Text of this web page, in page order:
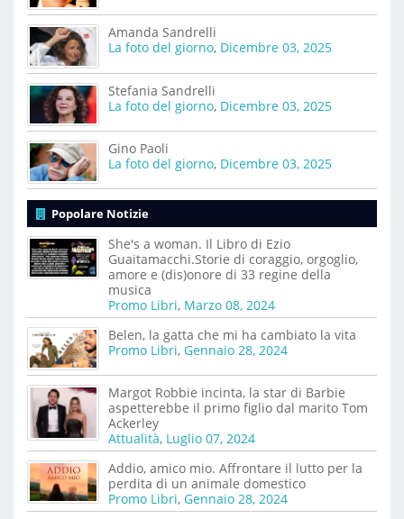
Amanda Sandrelli
La foto del giorno, Dicembre 03, 2025
Stefania Sandrelli
La foto del giorno, Dicembre 03, 2025
Gino Paoli
La foto del giorno, Dicembre 03, 2025
Popolare Notizie
She's a woman. Il Libro di Ezio
Guaitamacchi.Storie di coraggio, orgoglio,
amore e (dis)onore di 33 regine della
musica
Promo Libri, Marzo 08, 2024
Belen, la gatta che mi ha cambiato la vita
Promo Libri, Gennaio 28, 2024
Margot Robbie incinta, la star di Barbie
aspetterebbe il primo figlio dal marito Tom
Ackerley
Attualità, Luglio 07, 2024
Addio, amico mio. Affrontare il lutto per la
perdita di un animale domestico
Promo Libri, Gennaio 28, 2024